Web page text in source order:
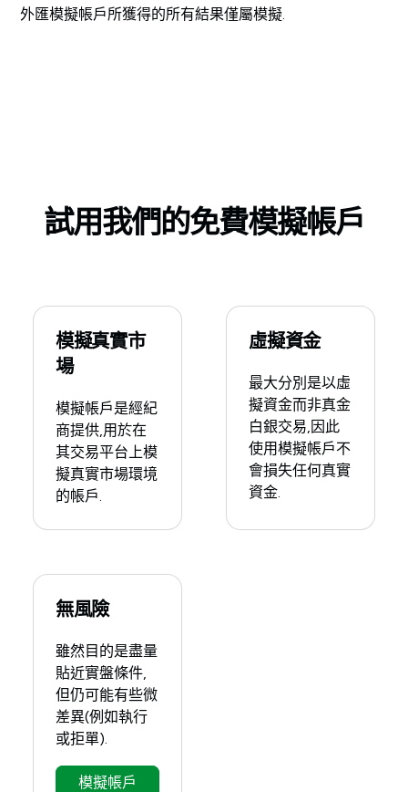
外匯模擬帳戶所獲得的所有結果僅屬模擬.
試用我們的免費模擬帳戶
模擬真實市
場
模擬帳戶是經紀
商提供,用於在
其交易平台上模
擬真實市場環境
的帳戶.
虛擬資金
最大分別是以虛
擬資金而非真金
白銀交易,因此
使用模擬帳戶不
會損失任何真實
資金.
無風險
雖然目的是盡量
貼近實盤條件,
但仍可能有些微
差異(例如執行
或拒單).
模擬帳戶